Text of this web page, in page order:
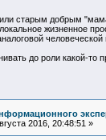
старым добрым
жизненное
до роли какой-то
2016, 20:48:51 »